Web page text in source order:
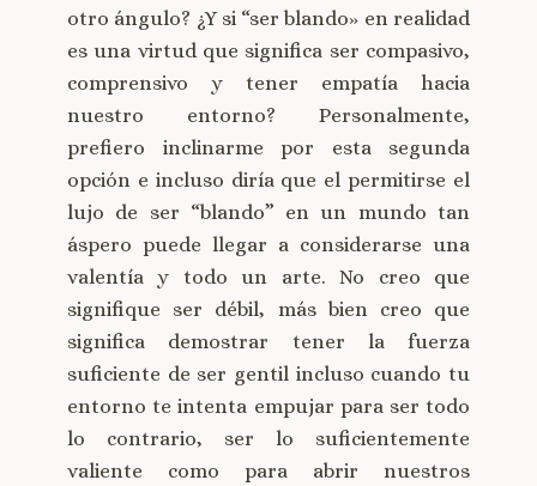
otro ángulo? ¿Y si “ser blando» en realidad
es una virtud que significa ser compasivo,
comprensivo y tener empatía hacia
nuestro entorno? Personalmente,
prefiero inclinarme por esta segunda
opción e incluso diría que el permitirse el
lujo de ser “blando” en un mundo tan
áspero puede llegar a considerarse una
valentía y todo un arte. No creo que
signifique ser débil, más bien creo que
significa demostrar tener la fuerza
suficiente de ser gentil incluso cuando tu
entorno te intenta empujar para ser todo
lo contrario, ser lo suficientemente
valiente como para abrir nuestros